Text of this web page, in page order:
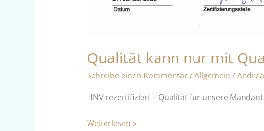
Qualität kann nur mit
Schreibe einen Kommentar/Allgemein /
HNV rezertifiziert – Qualität für unsere
Weiterlesen »